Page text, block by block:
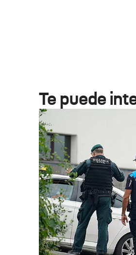
Te puede